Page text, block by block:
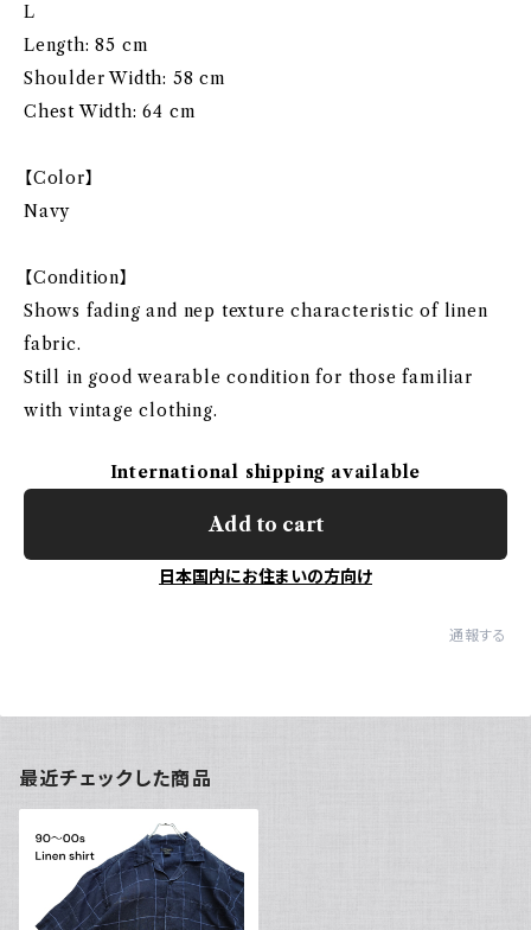
L
Length: 85 cm
Shoulder Width: 58 cm
Chest Width: 64 cm
【Color】
Navy
【Condition】
Shows fading and nep texture characteristic of linen
fabric.
Still in good wearable condition for those familiar
with vintage clothing.
International shipping available
Add to cart
日本国内にお住まいの方向け
通報する
最近チェックした商品